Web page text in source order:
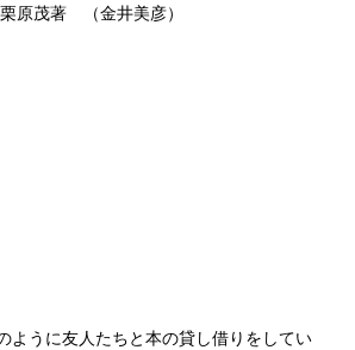
栗原茂著 （金井美彦）
ように友人たちと本の貸し借りをしてい